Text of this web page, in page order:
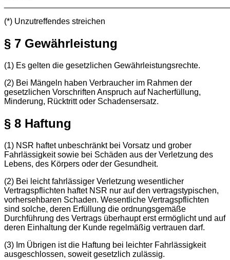
(*) Unzutreffendes streichen
§ 7 Gewährleistung
(1) Es gelten die gesetzlichen Gewährleistungsrechte.
(2) Bei Mängeln haben Verbraucher im Rahmen der
gesetzlichen Vorschriften Anspruch auf Nacherfüllung,
Minderung, Rücktritt oder Schadensersatz.
§ 8 Haftung
(1) NSR haftet unbeschränkt bei Vorsatz und grober
Fahrlässigkeit sowie bei Schäden aus der Verletzung des
Lebens, des Körpers oder der Gesundheit.
(2) Bei leicht fahrlässiger Verletzung wesentlicher
Vertragspflichten haftet NSR nur auf den vertragstypischen,
vorhersehbaren Schaden. Wesentliche Vertragspflichten
sind solche, deren Erfüllung die ordnungsgemäße
Durchführung des Vertrags überhaupt erst ermöglicht und auf
deren Einhaltung der Kunde regelmäßig vertrauen darf.
(3) Im Übrigen ist die Haftung bei leichter Fahrlässigkeit
ausgeschlossen, soweit gesetzlich zulässig.